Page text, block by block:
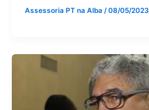
Assessoria PT na Alba /08/05/2023